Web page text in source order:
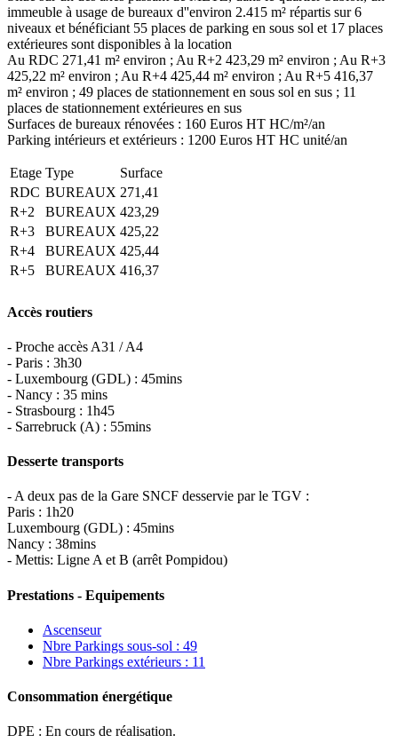
immeuble à usage de bureaux d''environ 2.415 m² répartis sur 6
niveaux et bénéficiant 55 places de parking en sous sol et 17 places
extérieures sont disponibles à la location
Au RDC 271,41 m² environ ; Au R+2 423,29 m² environ ; Au R+3
425,22 m² environ ; Au R+4 425,44 m² environ ; Au R+5 416,37
m² environ ; 49 places de stationnement en sous sol en sus ; 11
places de stationnement extérieures en sus
Surfaces de bureaux rénovées : 160 Euros HT HC/m²/an
Parking intérieurs et extérieurs : 1200 Euros HT HC unité/an
Etage Type
Surface
RDC BUREAUX 271,41
R+2
BUREAUX 423,29
R+3
BUREAUX 425,22
R+4
BUREAUX 425,44
R+5
BUREAUX 416,37
Accès routiers
- Proche accès A31 / A4
- Paris : 3h30
- Luxembourg (GDL) : 45mins
- Nancy : 35 mins
- Strasbourg : 1h45
- Sarrebruck (A) : 55mins
Desserte transports
- A deux pas de la Gare SNCF desservie par le TGV :
Paris : 1h20
Luxembourg (GDL) : 45mins
Nancy : 38mins
- Mettis: Ligne A et B (arrêt Pompidou)
Prestations - Equipements
Ascenseur
Nbre Parkings sous-sol : 49
Nbre Parkings extérieurs : 11
Consommation énergétique
DPE : En cours de réalisation.